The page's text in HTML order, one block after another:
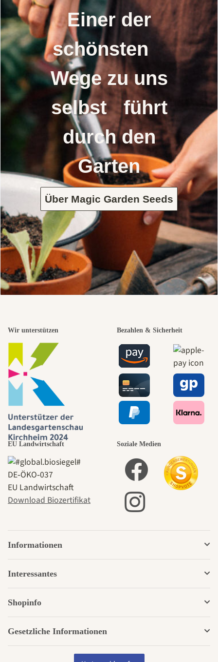
Einer der
schönsten
Wege zu uns
selbst führt
durch den
Garten
Über Magic Garden Seeds
Wir unterstützen Bezahlen & Sicherheit
EU Landwirtschaft
DE‑ÖKO‑037
EU Landwirtschaft
Download Biozertifikat
Soziale Medien
Informationen
Interessantes
Shopinfo
Gesetzliche Informationen